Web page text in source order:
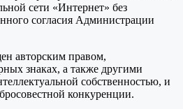
сети «Интернет» без
согласия Администрации
авторским правом,
знаках, а также другими
собственностью, и
конкуренции.